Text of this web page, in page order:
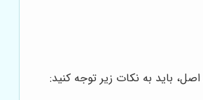
باید به نکات زیر توجه کنید: